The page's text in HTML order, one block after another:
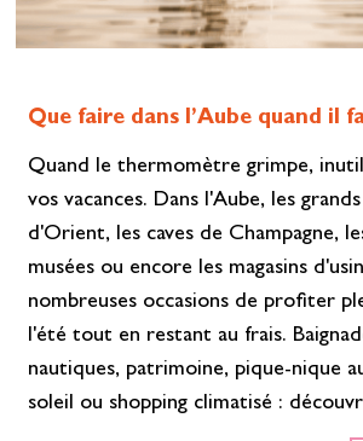
Que faire dans l’Aube quand il
Quand le thermomètre grimpe,
vos vacances. Dans l'Aube, les
d'Orient, les caves de Champagne,
musées ou encore les magasins
nombreuses occasions de profiter
l'été tout en restant au frais.
nautiques, patrimoine, pique-nique
soleil ou shopping climatisé :